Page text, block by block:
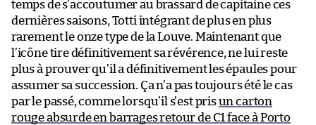
temps de s’accoutumer au brassard de capitaine ces
dernières saisons, Totti intégrant de plus en plus
rarement le onze type de la Louve. Maintenant que
l’icône tire définitivement sa révérence, ne lui reste
plus à prouver qu’il a définitivement les épaules pour
assumer sa succession. Ça n’a pas toujours été le cas
par le passé, comme lorsqu’il s’est prisun carton
rouge absurde en barrages retour de C1 face à Porto